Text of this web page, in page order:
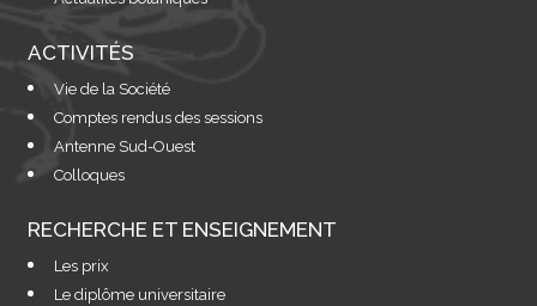
ACTIVITÉS
Vie de la Société
Comptes rendus des sessions
Antenne Sud-Ouest
Colloques
RECHERCHE ET ENSEIGNEMENT
Les prix
Le diplôme universitaire